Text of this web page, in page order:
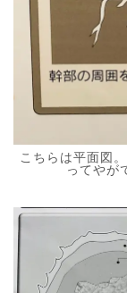
こちらは平面図
ってやが